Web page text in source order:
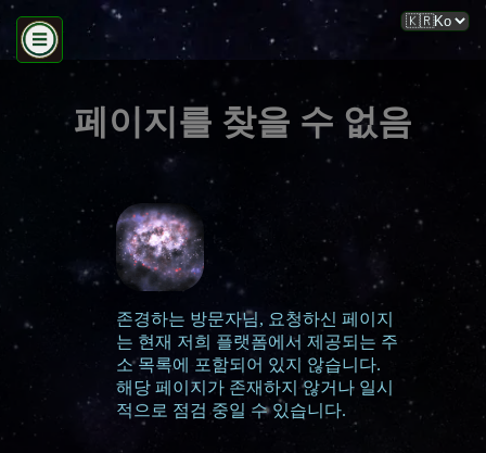
페이지를 찾을 수 없음
존경하는 방문자님, 요청하신 페이지
는 현재 저희 플랫폼에서 제공되는 주
소 목록에 포함되어 있지 않습니다.
해당 페이지가 존재하지 않거나 일시
적으로 점검 중일 수 있습니다.